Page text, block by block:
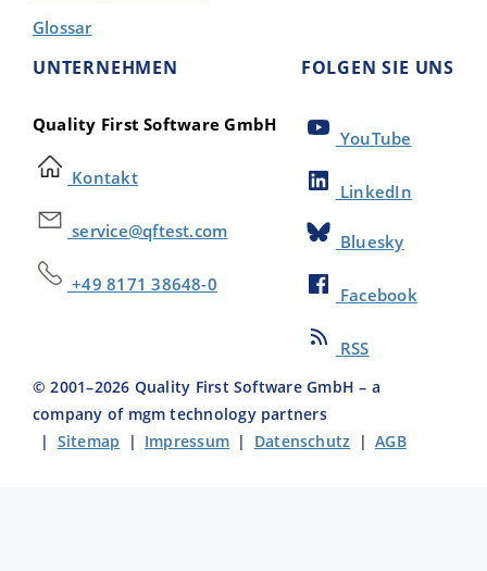
Glossar
UNTERNEHMEN
Quality First Software GmbH
Kontakt
service@qftest.com
+49 8171 38648-0
FOLGEN SIE UNS
YouTube
LinkedIn
Bluesky
Facebook
RSS
© 2001–2026 Quality First Software GmbH – a
company of mgm technology partners
| Sitemap | Impressum | Datenschutz |AGB